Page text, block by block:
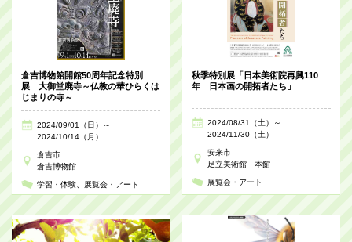
倉吉博物館開館50周年記念特別
展 大御堂廃寺～仏教の華ひらくは
じまりの寺～
2024/09/01（日）～
2024/10/14（月）
倉吉市
倉吉博物館
学習・体験 展覧会・アート
秋季特別展「日本美術院再興110
年 日本画の開拓者たち」
2024/08/31（土）～
2024/11/30（土）
安来市
足立美術館 本館
展覧会・アート